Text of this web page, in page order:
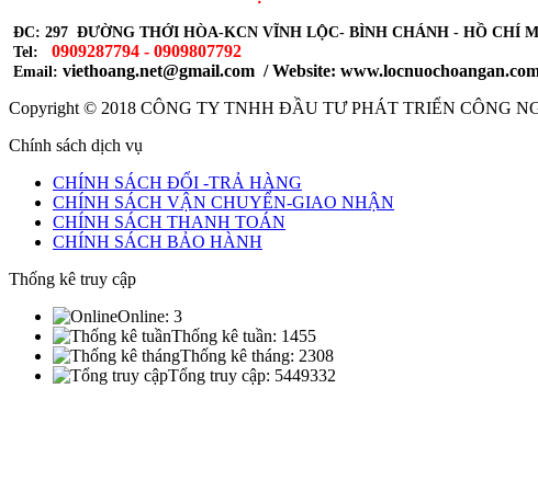
ĐC: 297 ĐƯỜNG THỚI HÒA-KCN VĨNH LỘC- BÌNH CHÁNH - HỒ CHÍ
Tel:
0909287794 - 0909807792
Email: viethoang.net@gmail.com / Website:
Copyright © 2018 CÔNG TY TNHH ĐẦU TƯ PHÁT TRIỂN CÔNG
Chính sách dịch vụ
CHÍNH SÁCH ĐỔI -TRẢ HÀNG
CHÍNH SÁCH VẬN CHUYỂN-GIAO NHẬN
CHÍNH SÁCH THANH TOÁN
CHÍNH SÁCH BẢO HÀNH
Thống kê truy cập
Online: 3
Thống kê tuần: 1455
Thống kê tháng: 2308
Tổng truy cập: 5449332